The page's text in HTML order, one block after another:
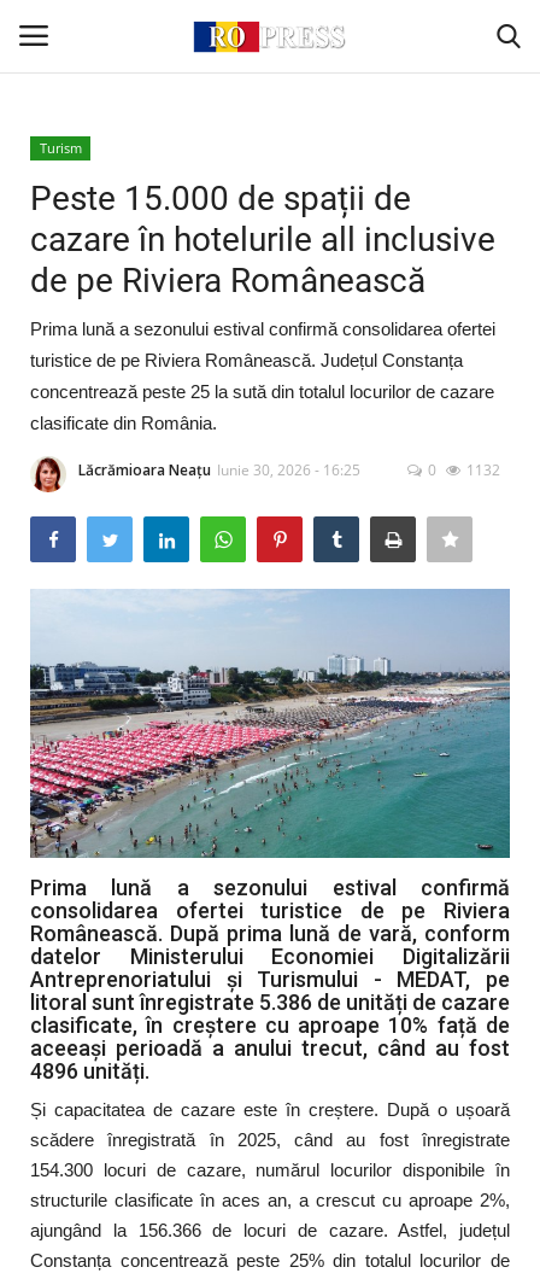
Conectare
Acasă
Intern
Extern
Politică
Socio-Economic
Monden
Artă & Cultură
Turism
Turism
Peste 15.000 de spații de
cazare în hotelurile all inclusive
de pe Riviera Românească
Prima lună a sezonului estival confirmă consolidarea ofertei
turistice de pe Riviera Românească. Județul Constanța
concentrează peste 25 la sută din totalul locurilor de cazare
clasificate din România.
Lăcrămioara Neațu Iunie 30, 2026 - 16:25 0 1132
Prima lună a sezonului estival confirmă
consolidarea ofertei turistice de pe Riviera
Românească. După prima lună de vară, conform
datelor Ministerului Economiei Digitalizării
Antreprenoriatului și Turismului - MEDAT, pe
litoral sunt înregistrate 5.386 de unități de cazare
clasificate, în creștere cu aproape 10% față de
aceeași perioadă a anului trecut, când au fost
4896 unități.
Și capacitatea de cazare este în creștere. După o ușoară
scădere înregistrată în 2025, când au fost înregistrate
154.300 locuri de cazare, numărul locurilor disponibile în
structurile clasificate în aces an, a crescut cu aproape 2%,
ajungând la 156.366 de locuri de cazare. Astfel, județul
Constanța concentrează peste 25% din totalul locurilor de